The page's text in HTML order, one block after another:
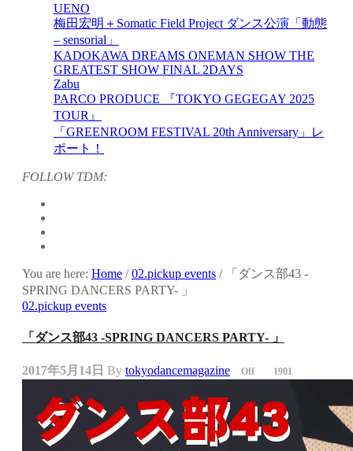
UENO
梅田宏明＋Somatic Field Project ダンス公演「動態
‒ sensorial」
KADOKAWA DREAMS ONEMAN SHOW THE
GREATEST SHOW FINAL 2DAYS
Zabu
PARCO PRODUCE 『TOKYO GEGEGAY 2025
TOUR』
「GREENROOM FESTIVAL 20th Anniversary」レ
ポート！
FOLLOW TDM:
You are here: Home /02.pickup events /
「ダンス部43 -
SPRING DANCERS PARTY- 」
02.pickup events
「ダンス部43 -SPRING DANCERS PARTY- 」
2017年5月14日 By tokyodancemagazine Off 1901